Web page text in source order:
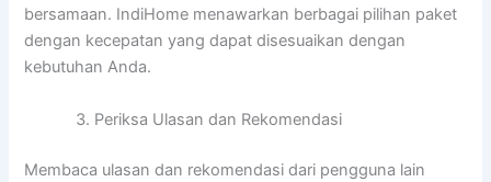
bersamaan. IndiHome menawarkan berbagai pilihan paket
dengan kecepatan yang dapat disesuaikan dengan
kebutuhan Anda.
Periksa Ulasan dan Rekomendasi
Membaca ulasan dan rekomendasi dari pengguna lain